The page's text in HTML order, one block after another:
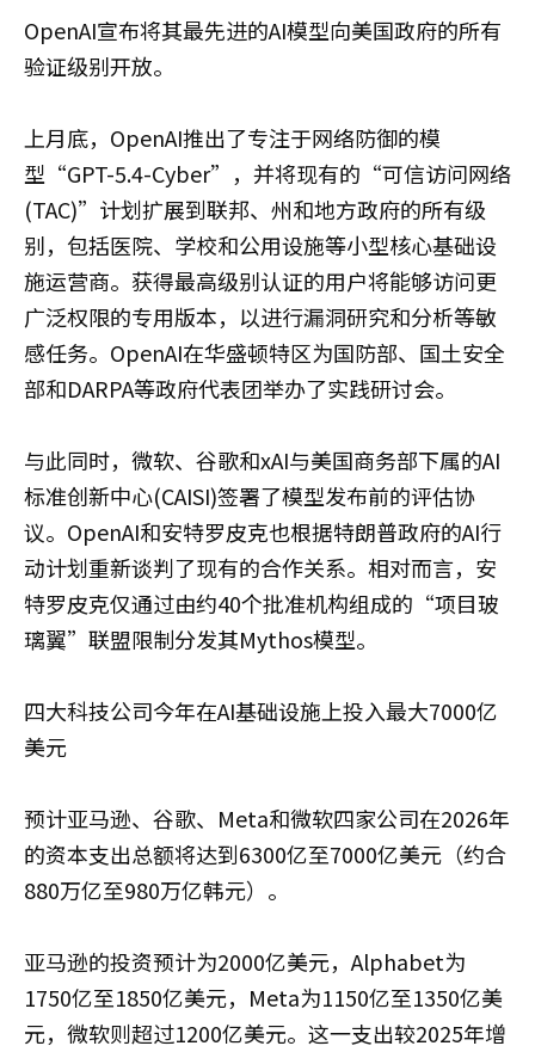
OpenAI宣布将其最先进的AI模型向美国政府的所有
验证级别开放。
上月底，OpenAI推出了专注于网络防御的模
型“GPT-5.4-Cyber”，并将现有的“可信访问网络
(TAC)”计划扩展到联邦、州和地方政府的所有级
别，包括医院、学校和公用设施等小型核心基础设
施运营商。获得最高级别认证的用户将能够访问更
广泛权限的专用版本，以进行漏洞研究和分析等敏
感任务。OpenAI在华盛顿特区为国防部、国土安全
部和DARPA等政府代表团举办了实践研讨会。
与此同时，微软、谷歌和xAI与美国商务部下属的AI
标准创新中心(CAISI)签署了模型发布前的评估协
议。OpenAI和安特罗皮克也根据特朗普政府的AI行
动计划重新谈判了现有的合作关系。相对而言，安
特罗皮克仅通过由约40个批准机构组成的“项目玻
璃翼”联盟限制分发其Mythos模型。
四大科技公司今年在AI基础设施上投入最大7000亿
美元
预计亚马逊、谷歌、Meta和微软四家公司在2026年
的资本支出总额将达到6300亿至7000亿美元（约合
880万亿至980万亿韩元）。
亚马逊的投资预计为2000亿美元，Alphabet为
1750亿至1850亿美元，Meta为1150亿至1350亿美
元，微软则超过1200亿美元。这一支出较2025年增